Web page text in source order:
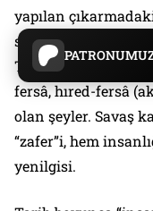
yapılan
saçılan uzuvlar, yani
Tahammülü
fersâ, hıred-fersâ
olan şeyler. Savaş
“zafer”i, hem
yenilgisi.